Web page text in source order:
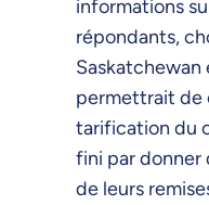
informations
répondants,
Saskatchewan
permettrait de
tarification du
fini par donner
de leurs